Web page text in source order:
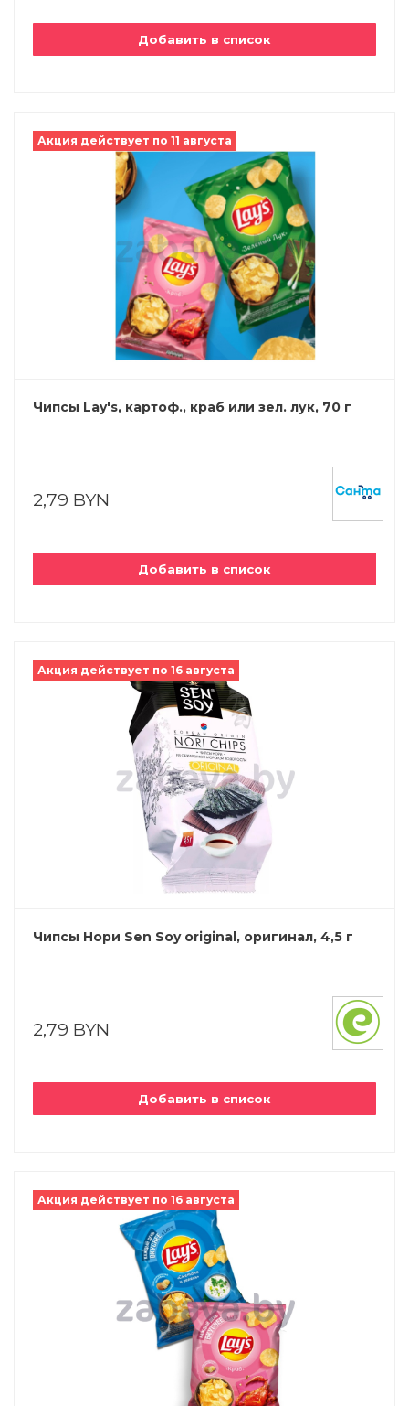
Добавить в список
Акция действует по 11 августа
Чипсы Lay's, картоф., краб или зел. лук, 70 г
2,79 BYN
Добавить в список
Акция действует по 16 августа
Чипсы Нори Sen Soy original, оригинал, 4,5 г
2,79 BYN
Добавить в список
Акция действует по 16 августа